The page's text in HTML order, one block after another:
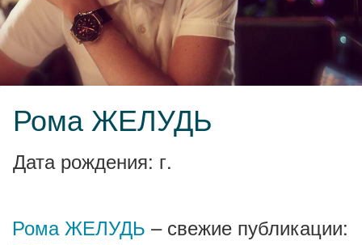
Рома ЖЕЛУДЬ
Дата рождения: г.
Рома ЖЕЛУДЬ – свежие публикации: